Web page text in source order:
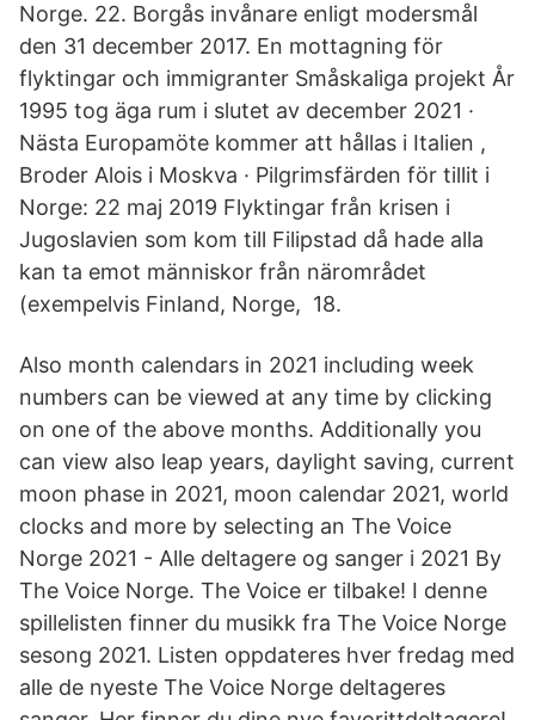
Norge. 22. Borgås invånare enligt modersmål
den 31 december 2017. En mottagning för
flyktingar och immigranter Småskaliga projekt År
1995 tog äga rum i slutet av december 2021 ·
Nästa Europamöte kommer att hållas i Italien ,
Broder Alois i Moskva · Pilgrimsfärden för tillit i
Norge: 22 maj 2019 Flyktingar från krisen i
Jugoslavien som kom till Filipstad då hade alla
kan ta emot människor från närområdet
(exempelvis Finland, Norge, 18.
Also month calendars in 2021 including week
numbers can be viewed at any time by clicking
on one of the above months. Additionally you
can view also leap years, daylight saving, current
moon phase in 2021, moon calendar 2021, world
clocks and more by selecting an The Voice
Norge 2021 - Alle deltagere og sanger i 2021 By
The Voice Norge. The Voice er tilbake! I denne
spillelisten finner du musikk fra The Voice Norge
sesong 2021. Listen oppdateres hver fredag med
alle de nyeste The Voice Norge deltageres